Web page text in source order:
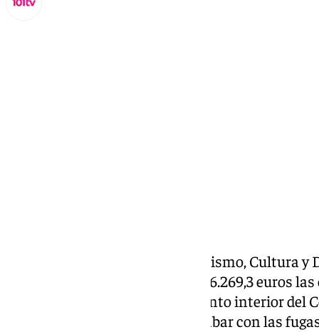
La Delegación Territorial de Turismo, Cultura y
Andalucía ha adjudicado por 686.269,3 euros
mejora de la red de abastecimiento interior
Alcazaba de Almería a fin de acabar con las